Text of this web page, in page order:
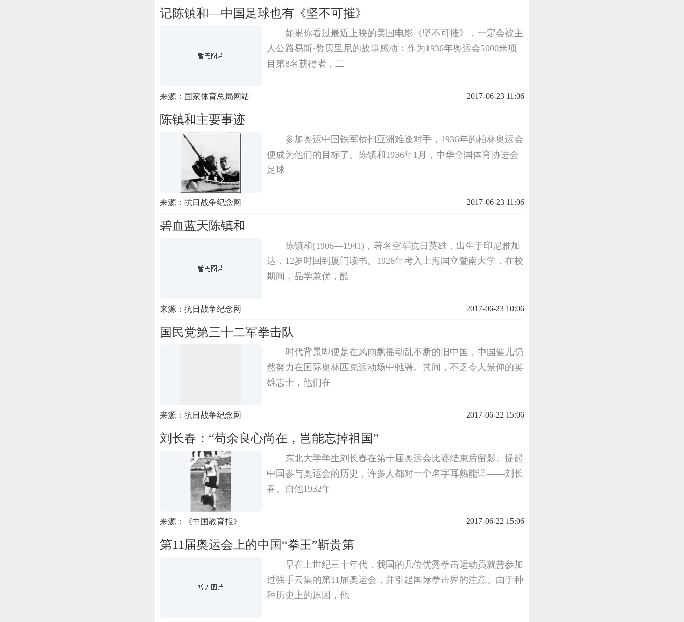
记陈镇和—中国足球也有《坚不可摧》
如果你看过最近上映的美国电影《坚不可摧》，一定会被主
人公路易斯·赞贝里尼的故事感动：作为1936年奥运会5000米项
目第8名获得者，二
来源：国家体育总局网站 2017-06-23 11:06
陈镇和主要事迹
参加奥运中国铁军横扫亚洲难逢对手，1936年的柏林奥运会
便成为他们的目标了。陈镇和1936年1月，中华全国体育协进会
足球
来源：抗日战争纪念网 2017-06-23 11:06
碧血蓝天陈镇和
陈镇和(1906—1941)，著名空军抗日英雄，出生于印尼雅加
达，12岁时回到厦门读书。1926年考入上海国立暨南大学，在校
期间，品学兼优，酷
来源：抗日战争纪念网 2017-06-23 10:06
国民党第三十二军拳击队
时代背景即便是在风雨飘摇动乱不断的旧中国，中国健儿仍
然努力在国际奥林匹克运动场中驰骋。其间，不乏令人景仰的英
雄志士，他们在
来源：抗日战争纪念网 2017-06-22 15:06
刘长春：“苟余良心尚在，岂能忘掉祖国”
东北大学学生刘长春在第十届奥运会比赛结束后留影。提起
中国参与奥运会的历史，许多人都对一个名字耳熟能详——刘长
春。自他1932年
来源：《中国教育报》 2017-06-22 15:06
第11届奥运会上的中国“拳王”靳贵第
早在上世纪三十年代，我国的几位优秀拳击运动员就曾参加
过强手云集的第11届奥运会，并引起国际拳击界的注意。由于种
种历史上的原因，他